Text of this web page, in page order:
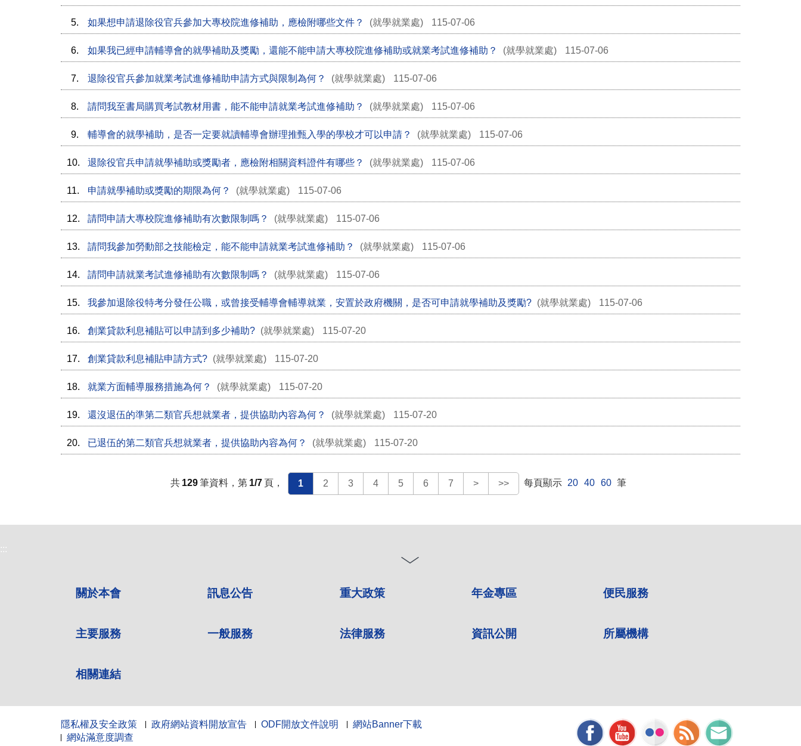
5. 如果想申請退除役官兵參加大專校院進修補助，應檢附哪些文件？ (就學就業處) 115-07-06
6. 如果我已經申請輔導會的就學補助及獎勵，還能不能申請大專校院進修補助或就業考試進修補助？ (就學就業處) 115-07-06
7. 退除役官兵參加就業考試進修補助申請方式與限制為何？ (就學就業處) 115-07-06
8. 請問我至書局購買考試教材用書，能不能申請就業考試進修補助？ (就學就業處) 115-07-06
9. 輔導會的就學補助，是否一定要就讀輔導會辦理推甄入學的學校才可以申請？ (就學就業處) 115-07-06
10. 退除役官兵申請就學補助或獎勵者，應檢附相關資料證件有哪些？ (就學就業處) 115-07-06
11. 申請就學補助或獎勵的期限為何？ (就學就業處) 115-07-06
12. 請問申請大專校院進修補助有次數限制嗎？ (就學就業處) 115-07-06
13. 請問我參加勞動部之技能檢定，能不能申請就業考試進修補助？ (就學就業處) 115-07-06
14. 請問申請就業考試進修補助有次數限制嗎？ (就學就業處) 115-07-06
15. 我參加退除役特考分發任公職，或曾接受輔導會輔導就業，安置於政府機關，是否可申請就學補助及獎勵? (就學就業處) 115-07-06
16. 創業貸款利息補貼可以申請到多少補助? (就學就業處) 115-07-20
17. 創業貸款利息補貼申請方式? (就學就業處) 115-07-20
18. 就業方面輔導服務措施為何？ (就學就業處) 115-07-20
19. 還沒退伍的準第二類官兵想就業者，提供協助內容為何？ (就學就業處) 115-07-20
20. 已退伍的第二類官兵想就業者，提供協助內容為何？ (就學就業處) 115-07-20
共 129 筆資料，第 1/7 頁， 1 2 3 4 5 6 7 > >> 每頁顯示 20 40 60 筆
:::
關於本會 訊息公告 重大政策 年金專區 便民服務
主要服務 一般服務 法律服務 資訊公開 所屬機構
相關連結
隱私權及安全政策 政府網站資料開放宣告 ODF開放文件說明
網站Banner下載
網站滿意度調查